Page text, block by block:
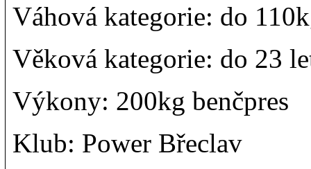
Váhová kategorie: do
Věková kategorie: do 23
Výkony: 200kg benčpres
Klub: Power Břeclav